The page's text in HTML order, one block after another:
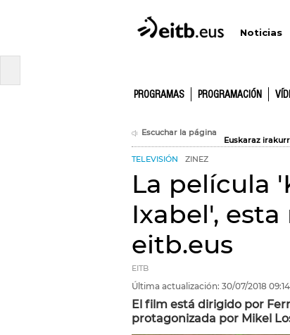
Noticias
PROGRAMAS PROGRAMACIÓN
Escuchar la página
Euskaraz
TELEVISIÓN ZINEZ
La película
Ixabel', esta
eitb.eus
EITB
Última actualización: 30/07/2018 09:14
El film está dirigido por
protagonizada por Mikel